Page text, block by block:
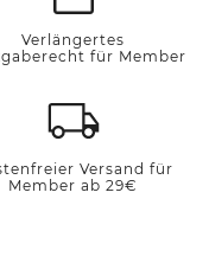
Verlängertes
für Member
Versand für
Member ab 29€